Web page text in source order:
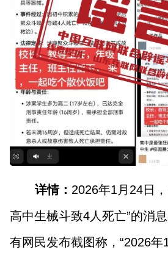
详情： 2026年1月24日
高中生械斗致4人死亡”的消
有网民发布截图称，“2026年